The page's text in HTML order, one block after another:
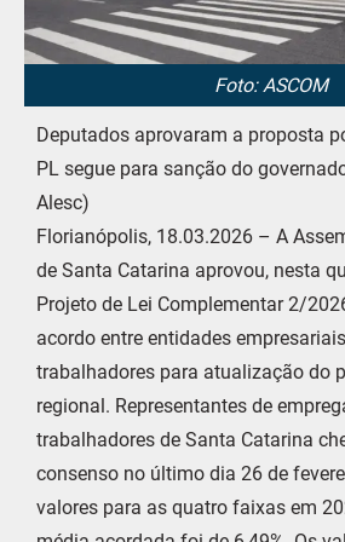
Foto: ASCOM
Deputados aprovaram a proposta
PL segue para sanção do
Alesc)
Florianópolis, 18.03.2026 – A
de Santa Catarina aprovou, nesta
Projeto de Lei Complementar 2/
acordo entre entidades
trabalhadores para atualização do
regional. Representantes de
trabalhadores de Santa Catarina
consenso no último dia 26 de
valores para as quatro faixas em